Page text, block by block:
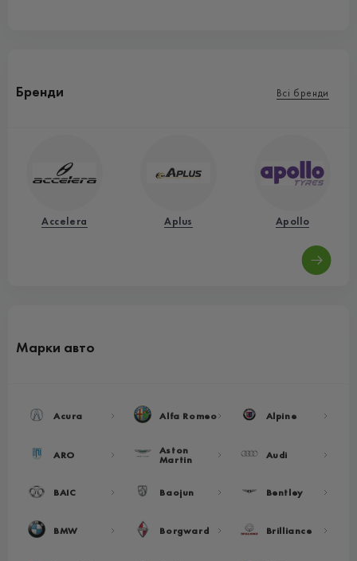
Бренди Всі бренди
Accelera Aplus Apollo
Марки авто
Acura Alfa Romeo Alpine
ARO Aston
Martin Audi
BAIC Baojun Bentley
BMW Borgward Brilliance